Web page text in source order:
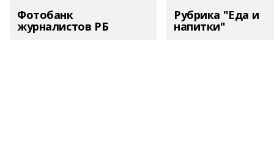
Фотобанк
журналистов РБ
Рубрика "Еда и
напитки"